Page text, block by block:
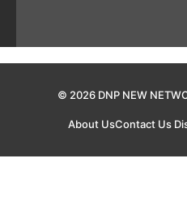
© 2026 DNP NEW
About UsContact Us